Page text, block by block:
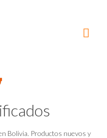
Bolivia. Productos nuevos y